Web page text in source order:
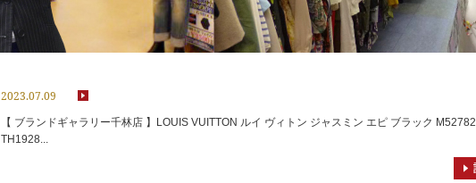
2023.07.09
【 ブランドギャラリー千林店 】LOUIS VUITTON ルイ ヴィトン ジャスミン エピ ブラック M52782
TH1928...